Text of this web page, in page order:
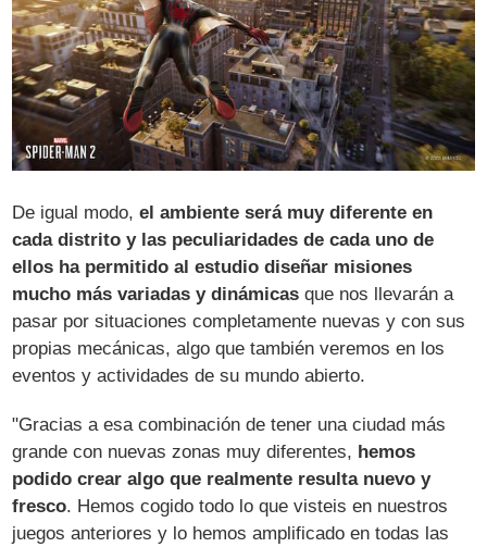
De igual modo,el ambiente será muy diferente en
cada distrito y las peculiaridades de cada uno de
ellos ha permitido al estudio diseñar misiones
mucho más variadas y dinámicas que nos llevarán a
pasar por situaciones completamente nuevas y con sus
propias mecánicas, algo que también veremos en los
eventos y actividades de su mundo abierto.
"Gracias a esa combinación de tener una ciudad más
grande con nuevas zonas muy diferentes, hemos
podido crear algo que realmente resulta nuevo y
fresco. Hemos cogido todo lo que visteis en nuestros
juegos anteriores y lo hemos amplificado en todas las